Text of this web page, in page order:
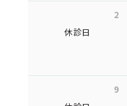
2
休診日
9